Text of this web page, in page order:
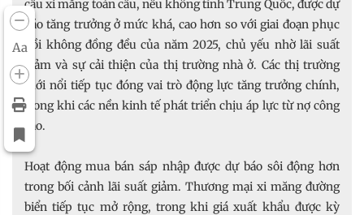
Aa
cầu xi măng toàn cầu, nếu không tính Trung Quốc, được dự
báo tăng trưởng ở mức khá, cao hơn so với giai đoạn phục
hồi không đồng đều của năm 2025, chủ yếu nhờ lãi suất
giảm và sự cải thiện của thị trường nhà ở. Các thị trường
mới nổi tiếp tục đóng vai trò động lực tăng trưởng chính,
trong khi các nền kinh tế phát triển chịu áp lực từ nợ công
cao.
Hoạt động mua bán sáp nhập được dự báo sôi động hơn
trong bối cảnh lãi suất giảm. Thương mại xi măng đường
biển tiếp tục mở rộng, trong khi giá xuất khẩu được kỳ